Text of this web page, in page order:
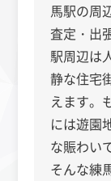
馬駅の周
査定・出
駅周辺は
静な住宅
えます。
には遊園
な賑わい
そんな練